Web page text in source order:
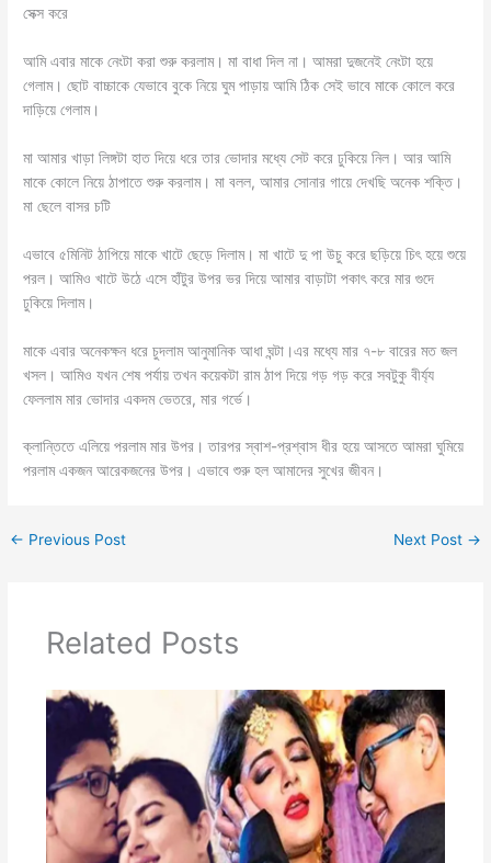
সেক্স করে
আমি এবার মাকে নেংটা করা শুরু করলাম। মা বাধা দিল না। আমরা দুজনেই নেংটা হয়ে
গেলাম। ছোট বাচ্চাকে যেভাবে বুকে নিয়ে ঘুম পাড়ায় আমি ঠিক সেই ভাবে মাকে কোলে করে
দাড়িয়ে গেলাম।
মা আমার খাড়া লিঙ্গটা হাত দিয়ে ধরে তার ভোদার মধ্যে সেট করে ঢুকিয়ে নিল। আর আমি
মাকে কোলে নিয়ে ঠাপাতে শুরু করলাম। মা বলল, আমার সোনার গায়ে দেখছি অনেক শক্তি।
মা ছেলে বাসর চটি
এভাবে ৫মিনিট ঠাপিয়ে মাকে খাটে ছেড়ে দিলাম। মা খাটে দু পা উচু করে ছড়িয়ে চিৎ হয়ে শুয়ে
পরল। আমিও খাটে উঠে এসে হাঁটুর উপর ভর দিয়ে আমার বাড়াটা পকাৎ করে মার গুদে
ঢুকিয়ে দিলাম।
মাকে এবার অনেকক্ষন ধরে চুদলাম আনুমানিক আধা ঘন্টা।এর মধ্যে মার ৭-৮ বারের মত জল
খসল। আমিও যখন শেষ পর্যায় তখন কয়েকটা রাম ঠাপ দিয়ে গড় গড় করে সবটুকু বীর্য্য
ফেললাম মার ভোদার একদম ভেতরে, মার গর্ভে।
ক্লান্তিতে এলিয়ে পরলাম মার উপর। তারপর স্বাশ-প্রশ্বাস ধীর হয়ে আসতে আমরা ঘুমিয়ে
পরলাম একজন আরেকজনের উপর। এভাবে শুরু হল আমাদের সুখের জীবন।
← Previous Post Next Post →
Related Posts